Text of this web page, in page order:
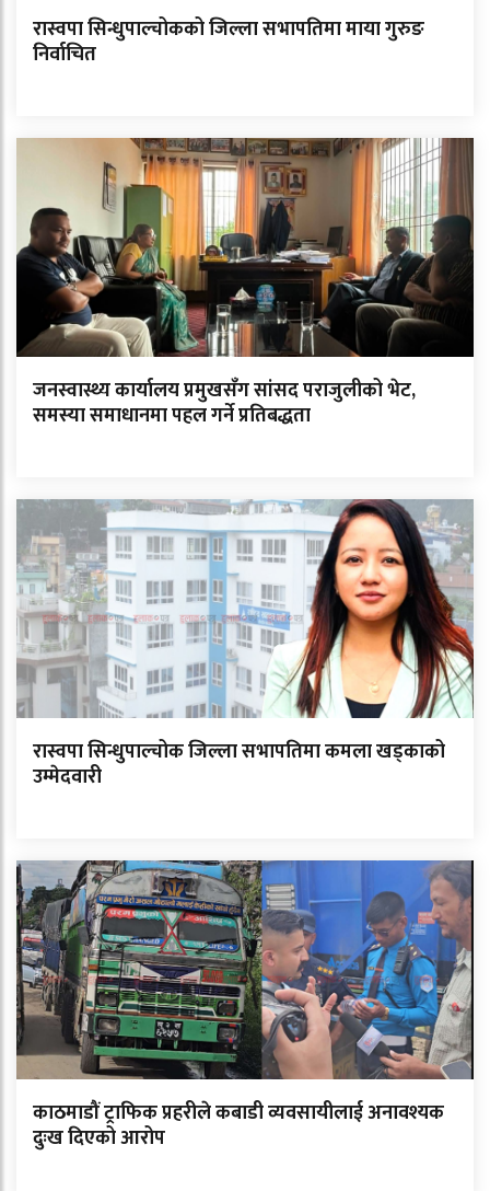
रास्वपा सिन्धुपाल्चोकको जिल्ला सभापतिमा माया गुरुङ
निर्वाचित
जनस्वास्थ्य कार्यालय प्रमुखसँग सांसद पराजुलीको भेट,
समस्या समाधानमा पहल गर्ने प्रतिबद्धता
रास्वपा सिन्धुपाल्चोक जिल्ला सभापतिमा कमला खड्काको
उम्मेदवारी
काठमाडौं ट्राफिक प्रहरीले कबाडी व्यवसायीलाई अनावश्यक
दुःख दिएको आरोप